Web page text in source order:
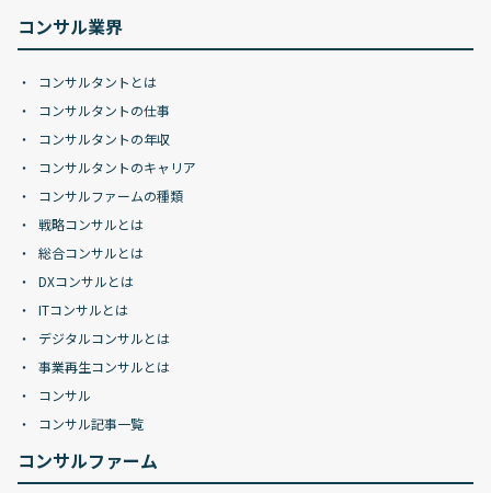
コンサル業界
コンサルタントとは
コンサルタントの仕事
コンサルタントの年収
コンサルタントのキャリア
コンサルファームの種類
戦略コンサルとは
総合コンサルとは
DXコンサルとは
ITコンサルとは
デジタルコンサルとは
事業再生コンサルとは
コンサル
コンサル記事一覧
コンサルファーム